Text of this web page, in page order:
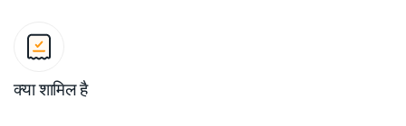
क्या शामिल है